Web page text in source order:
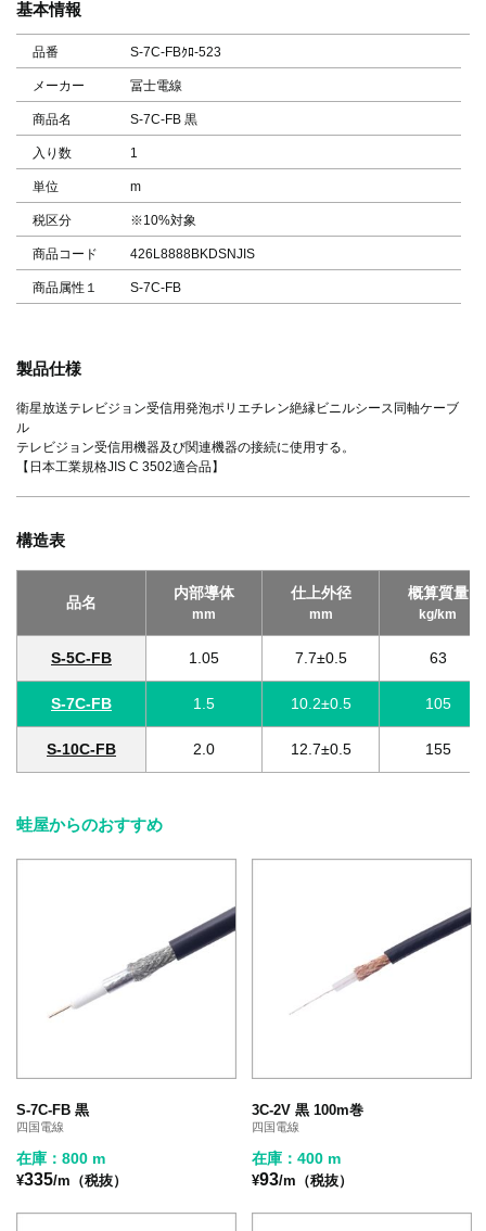
基本情報
品番 S-7C-FBｸﾛ-523
メーカー 冨士電線
商品名 S-7C-FB 黒
入り数 1
単位 m
税区分 ※10%対象
商品コード 426L8888BKDSNJIS
商品属性１ S-7C-FB
製品仕様
衛星放送テレビジョン受信用発泡ポリエチレン絶縁ビニルシース同軸ケーブ
ル
テレビジョン受信用機器及び関連機器の接続に使用する。
【日本工業規格JIS C 3502適合品】
構造表
品名
内部導体
mm
仕上外径
mm
概算質量
kg/km
S-5C-FB 1.05 7.7±0.5 63
S-7C-FB 1.5 10.2±0.5 105
S-10C-FB 2.0 12.7±0.5 155
蛙屋からのおすすめ
S-7C-FB 黒
四国電線
在庫：800 m
¥335/m（税抜）
3C-2V 黒 100m巻
四国電線
在庫：400 m
¥93/m（税抜）